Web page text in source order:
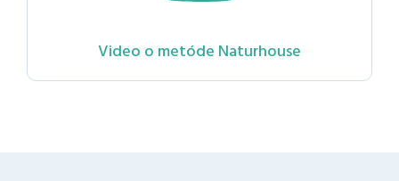
Video o metóde Naturhouse